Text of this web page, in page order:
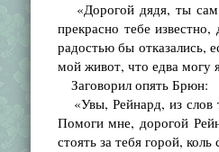
«Дорогой дядя, ты сам
прекрасно тебе
радостью бы отказались,
мой живот, что едва могу
Заговорил опять Брюн:
«Увы, Рейнард, из слов
Помоги мне, дорогой
стоять за тебя горой,